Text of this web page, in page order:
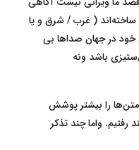
ساخته‌اند ( غرب / شرق و یا
خود در جهان صداها بی
باشد ونه
را بیشتر پوشش
واما چند تذکر